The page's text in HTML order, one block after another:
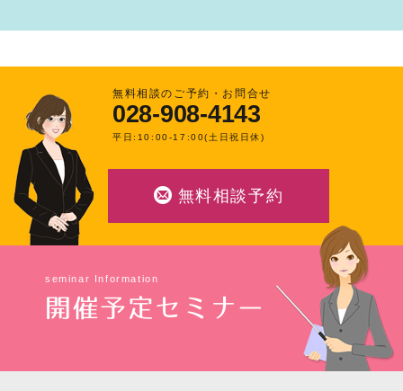
無料相談のご予約・お問合せ
028-908-4143
平日:10:00-17:00(土日祝日休)
無料相談予約
seminar Information
開催予定セミナー